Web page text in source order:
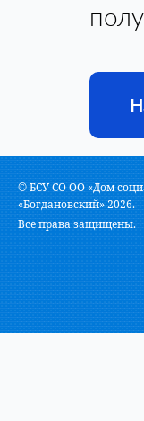
© БСУ СО ОО «Дом
«Богдановский» 2026.
Все права защищены.